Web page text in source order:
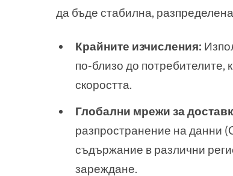
да бъде стабилна,
Крайните изчисления:
по-близо до потребителите,
скоростта.
Глобални мрежи за
разпространение на данни
съдържание в различни
зареждане.